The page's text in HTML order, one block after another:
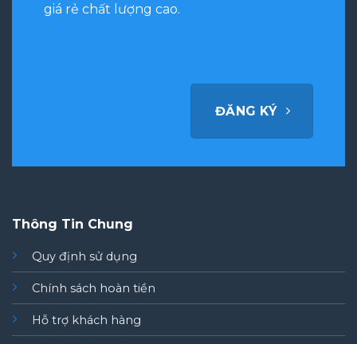
giá rẻ chất lượng cao.
ĐĂNG KÝ
Thông Tin Chung
Quy định sử dụng
Chính sách hoàn tiền
Hỗ trợ khách hàng